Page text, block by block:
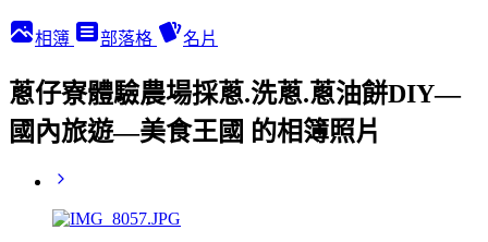
相簿 部落格 名片
蔥仔寮體驗農場採蔥.洗蔥.蔥油餅DIY—
國內旅遊—美食王國 的相簿照片